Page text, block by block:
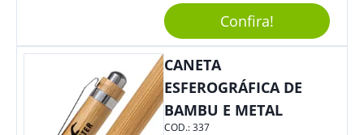
Resistente, Possui Tinta De
Qualidade Que Garante Uma
Escrita Suave E Sem Borrões.
Benefícios: - Praticidade: Leve
E Compacta, Pode Ser
Facilmente Transportada Em
Bolsas, Mochilas E Estojos. -
Durabilidade: Sua Estrutura
Confira!
CANETA
ESFEROGRÁFICA DE
BAMBU E METAL
COD.:337